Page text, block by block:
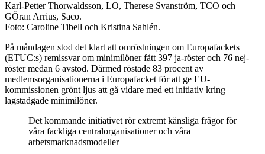
Karl-Petter Thorwaldsson, LO, Therese Svanström, TCO och
GÖran Arrius, Saco.
Foto: Caroline Tibell och Kristina Sahlén.
På måndagen stod det klart att omröstningen om Europafackets
(ETUC:s) remissvar om minimilöner fått 397 ja-röster och 76 nej-
röster medan 6 avstod. Därmed röstade 83 procent av
medlemsorganisationerna i Europafacket för att ge EU-
kommissionen grönt ljus att gå vidare med ett initiativ kring
lagstadgade minimilöner.
Det kommande initiativet rör extremt känsliga frågor för
våra fackliga centralorganisationer och våra
arbetsmarknadsmodeller